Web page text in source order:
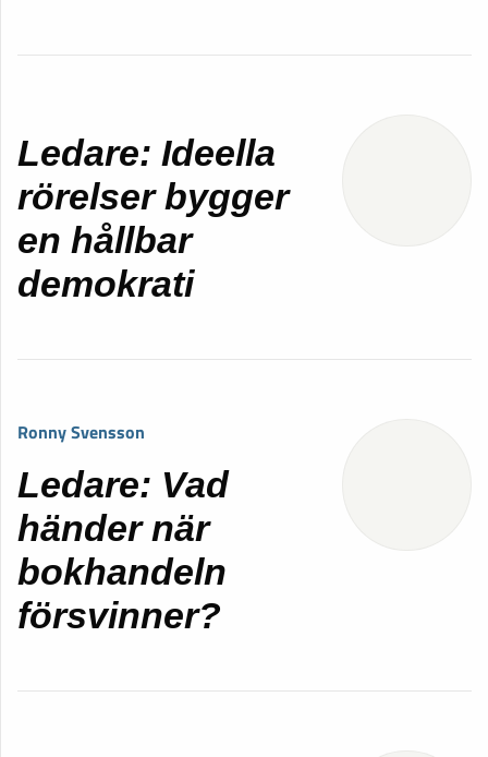
Ledare: Ideella
rörelser bygger
en hållbar
demokrati
Ronny Svensson
Ledare: Vad
händer när
bokhandeln
försvinner?